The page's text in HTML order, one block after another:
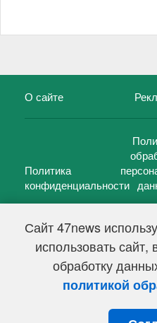
Сайт 47news
использовать сайт,
обработку
политикой
О сайте
Политика
конфиденциальности
47 новостей (47 news)2005 —
Свидетельство о
Федеральной службой по
информационных технологий